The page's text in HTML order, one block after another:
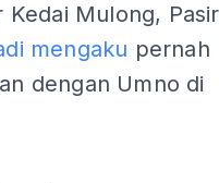
Kedai Mulong, Pasir
mengaku pernah
dengan Umno di